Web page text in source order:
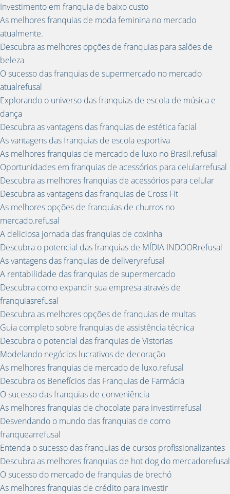
Investimento em franquia de baixo custo
As melhores franquias de moda feminina no mercado
atualmente.
Descubra as melhores opções de franquias para salões de
beleza
O sucesso das franquias de supermercado no mercado
atualrefusal
Explorando o universo das franquias de escola de música e
dança
Descubra as vantagens das franquias de estética facial
As vantagens das franquias de escola esportiva
As melhores franquias de mercado de luxo no Brasil.refusal
Oportunidades em franquias de acessórios para celularrefusal
Descubra as melhores franquias de acessórios para celular
Descubra as vantagens das franquias de Cross Fit
As melhores opções de franquias de churros no
mercado.refusal
A deliciosa jornada das franquias de coxinha
Descubra o potencial das franquias de MÍDIA INDOORrefusal
As vantagens das franquias de deliveryrefusal
A rentabilidade das franquias de supermercado
Descubra como expandir sua empresa através de
franquiasrefusal
Descubra as melhores opções de franquias de multas
Guia completo sobre franquias de assistência técnica
Descubra o potencial das franquias de Vistorias
Modelando negócios lucrativos de decoração
As melhores franquias de mercado de luxo.refusal
Descubra os Benefícios das Franquias de Farmácia
O sucesso das franquias de conveniência
As melhores franquias de chocolate para investirrefusal
Desvendando o mundo das franquias de como
franquearrefusal
Entenda o sucesso das franquias de cursos profissionalizantes
Descubra as melhores franquias de hot dog do mercadorefusal
O sucesso do mercado de franquias de brechó
As melhores franquias de crédito para investir